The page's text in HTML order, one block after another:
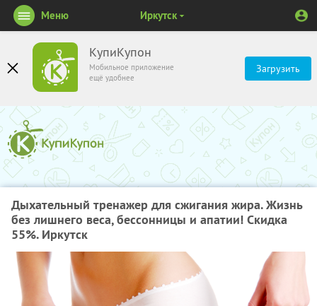
КупиКупон
Мобильное приложение
ещё удобнее
Загрузить
Меню Иркутск
Дыхательный тренажер для сжигания жира. Жизнь
без лишнего веса, бессонницы и апатии! Скидка
55%. Иркутск